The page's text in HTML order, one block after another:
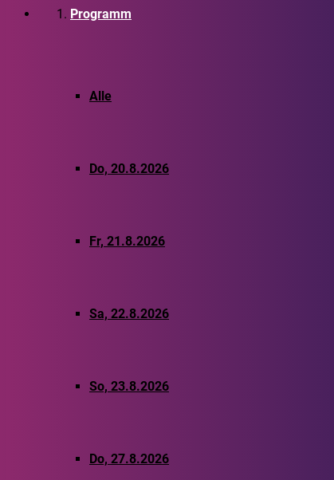
Programm
Alle
Do, 20.8.2026
Fr, 21.8.2026
Sa, 22.8.2026
So, 23.8.2026
Do, 27.8.2026